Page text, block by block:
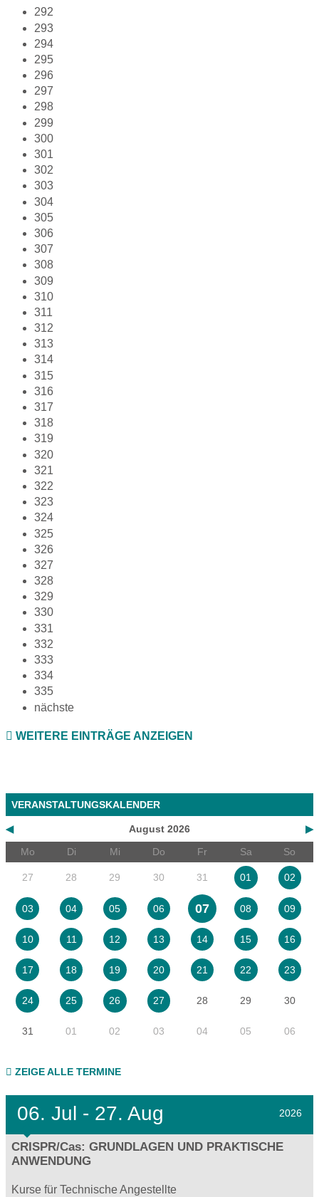
292
293
294
295
296
297
298
299
300
301
302
303
304
305
306
307
308
309
310
311
312
313
314
315
316
317
318
319
320
321
322
323
324
325
326
327
328
329
330
331
332
333
334
335
nächste
WEITERE EINTRÄGE ANZEIGEN
VERANSTALTUNGSKALENDER
◀ ▶
August 2026
Mo
Di Mi Do Fr Sa So
27 28 29 30 31 01 02
03 04 05 06 07 08 09
10 11 12 13 14 15 16
17 18 19 20 21 22 23
24 25 26 27 28 29 30
31 01 02 03 04 05 06
ZEIGE ALLE TERMINE
06. Jul - 27. Aug 2026
CRISPR/Cas: GRUNDLAGEN UND PRAKTISCHE
ANWENDUNG
Kurse für Technische Angestellte